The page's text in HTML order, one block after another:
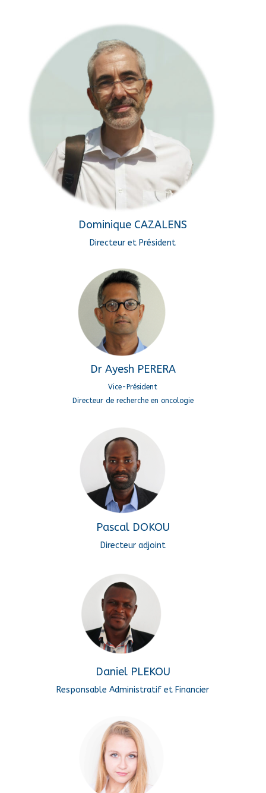
Dominique CAZALENS
Directeur et Président
Dr Ayesh PERERA
Vice-Président
Directeur de recherche en oncologie
Pascal DOKOU
Directeur adjoint
Daniel PLEKOU
Responsable Administratif et Financier